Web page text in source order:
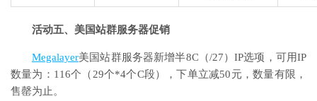
活动五、美国站群服务器促销
Megalayer美国站群服务器新增半8C（/27）IP选项，可用IP
数量为：116个（29个*4个C段），下单立减50元，数量有限，
售罄为止。